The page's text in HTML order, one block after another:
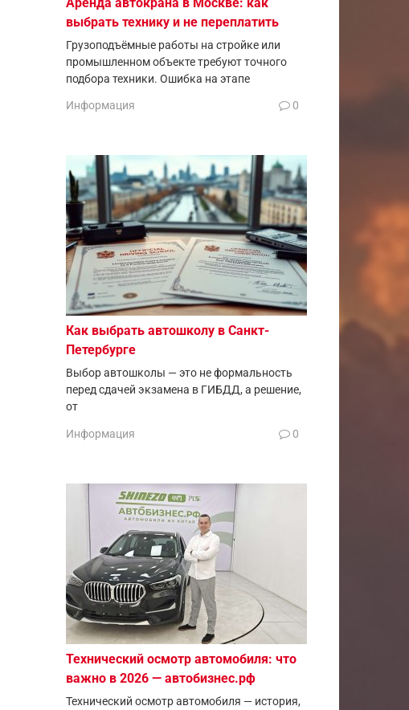
выбрать технику и не переплатить
Грузоподъёмные работы на стройке или
промышленном объекте требуют точного
подбора техники. Ошибка на этапе
Информация 0
Как выбрать автошколу в Санкт-
Петербурге
Выбор автошколы — это не формальность
перед сдачей экзамена в ГИБДД, а решение,
от
Информация 0
Технический осмотр автомобиля: что
важно в 2026 — автобизнес.рф
Технический осмотр автомобиля — история,